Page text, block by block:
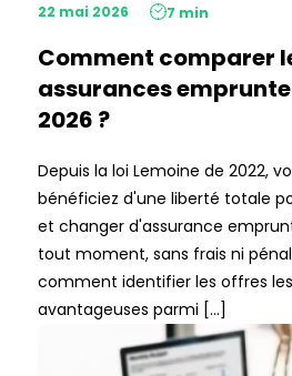
22 mai 2026 7 min
Comment comparer
assurances
2026 ?
Depuis la loi Lemoine de 2022,
bénéficiez d'une liberté totale
et changer d'assurance
tout moment, sans frais ni
comment identifier les offres
avantageuses parmi […]